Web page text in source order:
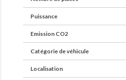
Reprise ou rachat de votre ancien
Gestion administrative complète
LSA L’AUTOMOBILE
, bien plus
partenaire de confiance dans
automobile.
Puissance
Emission CO2
Catégorie de véhicule
Localisation